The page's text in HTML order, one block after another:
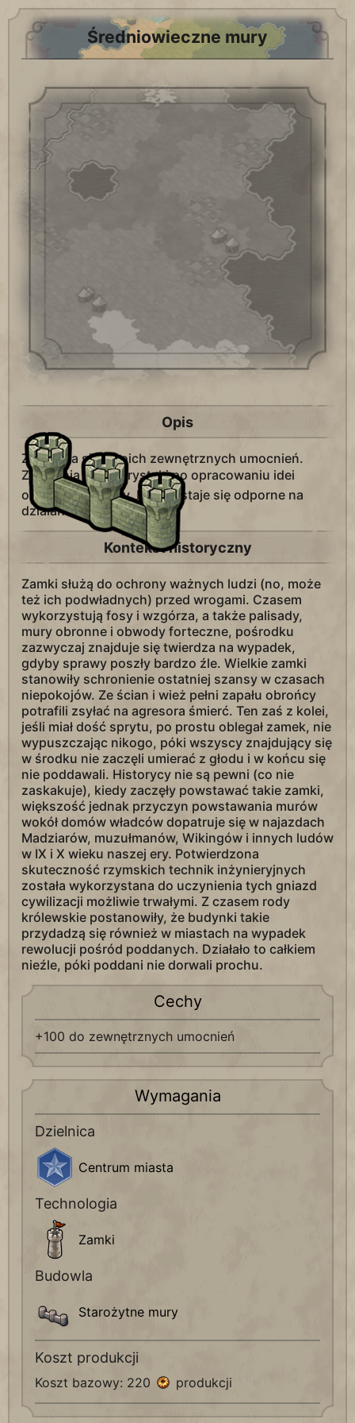
Średniowieczne mury
Opis
Zwiększa siłę twoich zewnętrznych umocnień.
Zapewnia 2
turystyki po opracowaniu idei
ochrony przyrody. Miasto staje się odporne na
działanie taranów.
Kontekst historyczny
Zamki służą do ochrony ważnych ludzi (no, może
też ich podwładnych) przed wrogami. Czasem
wykorzystują fosy i wzgórza, a także palisady,
mury obronne i obwody forteczne, pośrodku
zazwyczaj znajduje się twierdza na wypadek,
gdyby sprawy poszły bardzo źle. Wielkie zamki
stanowiły schronienie ostatniej szansy w czasach
niepokojów. Ze ścian i wież pełni zapału obrońcy
potrafili zsyłać na agresora śmierć. Ten zaś z kolei,
jeśli miał dość sprytu, po prostu oblegał zamek, nie
wypuszczając nikogo, póki wszyscy znajdujący się
w środku nie zaczęli umierać z głodu i w końcu się
nie poddawali. Historycy nie są pewni (co nie
zaskakuje), kiedy zaczęły powstawać takie zamki,
większość jednak przyczyn powstawania murów
wokół domów władców dopatruje się w najazdach
Madziarów, muzułmanów, Wikingów i innych ludów
w IX i X wieku naszej ery. Potwierdzona
skuteczność rzymskich technik inżynieryjnych
została wykorzystana do uczynienia tych gniazd
cywilizacji możliwie trwałymi. Z czasem rody
królewskie postanowiły, że budynki takie
przydadzą się również w miastach na wypadek
rewolucji pośród poddanych. Działało to całkiem
nieźle, póki poddani nie dorwali prochu.
Cechy
+100 do zewnętrznych umocnień
Wymagania
Dzielnica
Centrum miasta
Technologia
Zamki
Budowla
Starożytne mury
Koszt produkcji
Koszt bazowy: 220 produkcji